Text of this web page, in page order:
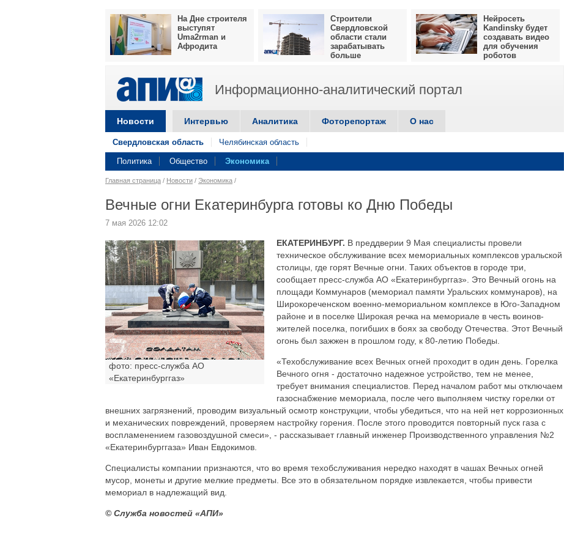
На Дне строителя
выступят
Uma2rman и
Афродита
Строители
Свердловской
области стали
зарабатывать
больше
Нейросеть
Kandinsky будет
создавать видео
для обучения
роботов
Информационно-аналитический портал
Новости Интервью Аналитика Фоторепортаж О нас
Свердловская область Челябинская область
Политика Общество Экономика
Главная страница / Новости / Экономика /
Вечные огни Екатеринбурга готовы ко Дню Победы
7 мая 2026 12:02
фото: пресс-служба АО
«Екатеринбурггаз»
ЕКАТЕРИНБУРГ. В преддверии 9 Мая специалисты провели
техническое обслуживание всех мемориальных комплексов уральской
столицы, где горят Вечные огни. Таких объектов в городе три,
сообщает пресс-служба АО «Екатеринбурггаз». Это Вечный огонь на
площади Коммунаров (мемориал памяти Уральских коммунаров), на
Широкореченском военно-мемориальном комплексе в Юго-Западном
районе и в поселке Широкая речка на мемориале в честь воинов-
жителей поселка, погибших в боях за свободу Отечества. Этот Вечный
огонь был зажжен в прошлом году, к 80-летию Победы.
«Техобслуживание всех Вечных огней проходит в один день. Горелка
Вечного огня - достаточно надежное устройство, тем не менее,
требует внимания специалистов. Перед началом работ мы отключаем
газоснабжение мемориала, после чего выполняем чистку горелки от
внешних загрязнений, проводим визуальный осмотр конструкции, чтобы убедиться, что на ней нет коррозионных
и механических повреждений, проверяем настройку горения. После этого проводится повторный пуск газа с
воспламенением газовоздушной смеси», - рассказывает главный инженер Производственного управления №2
«Екатеринбурггаза» Иван Евдокимов.
Специалисты компании признаются, что во время техобслуживания нередко находят в чашах Вечных огней
мусор, монеты и другие мелкие предметы. Все это в обязательном порядке извлекается, чтобы привести
мемориал в надлежащий вид.
© Служба новостей «АПИ»